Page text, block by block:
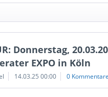
Donnerstag,
EXPO in Köln
14.03.25 00:00 0 Kommentare